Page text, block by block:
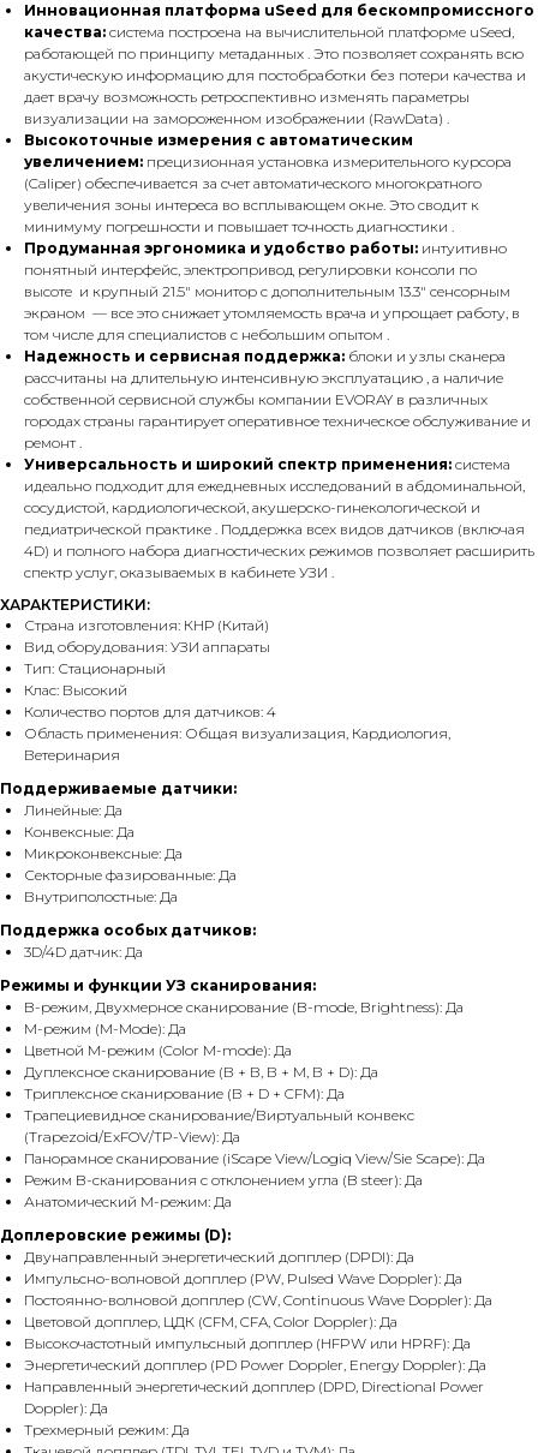
Инновационная платформа uSeed для бескомпромиссного
качества: система построена на вычислительной платформе uSeed,
работающей по принципу метаданных . Это позволяет сохранять всю
акустическую информацию для постобработки без потери качества и
дает врачу возможность ретроспективно изменять параметры
визуализации на замороженном изображении (RawData) .
Высокоточные измерения с автоматическим
увеличением: прецизионная установка измерительного курсора
(Caliper) обеспечивается за счет автоматического многократного
увеличения зоны интереса во всплывающем окне. Это сводит к
минимуму погрешности и повышает точность диагностики .
Продуманная эргономика и удобство работы: интуитивно
понятный интерфейс, электропривод регулировки консоли по
высоте и крупный 21.5" монитор с дополнительным 13.3" сенсорным
экраном — все это снижает утомляемость врача и упрощает работу, в
том числе для специалистов с небольшим опытом .
Надежность и сервисная поддержка: блоки и узлы сканера
рассчитаны на длительную интенсивную эксплуатацию , а наличие
собственной сервисной службы компании EVORAY в различных
городах страны гарантирует оперативное техническое обслуживание и
ремонт .
Универсальность и широкий спектр применения: система
идеально подходит для ежедневных исследований в абдоминальной,
сосудистой, кардиологической, акушерско-гинекологической и
педиатрической практике . Поддержка всех видов датчиков (включая
4D) и полного набора диагностических режимов позволяет расширить
спектр услуг, оказываемых в кабинете УЗИ .
ХАРАКТЕРИСТИКИ:
Страна изготовления: КНР (Китай)
Вид оборудования: УЗИ аппараты
Тип: Стационарный
Клас: Высокий
Количество портов для датчиков: 4
Область применения: Общая визуализация, Кардиология,
Ветеринария
Поддерживаемые датчики:
Линейные: Да
Конвексные: Да
Микроконвексные: Да
Секторные фазированные: Да
Внутриполостные: Да
Поддержка особых датчиков:
3D/4D датчик: Да
Режимы и функции УЗ сканирования:
B-режим, Двухмерное сканирование (B-mode, Brightness): Да
M-режим (M-Mode): Да
Цветной M-режим (Color M-mode): Да
Дуплексное сканирование (В + В, В + М, В + D): Да
Триплексное сканирование (В + D + CFM): Да
Трапециевидное сканирование/Виртуальный конвекс
(Trapezoid/ExFOV/TP-View): Да
Панорамное сканирование (iScape View/Logiq View/Sie Scape): Да
Режим B-сканирования с отклонением угла (B steer): Да
Анатомический М-режим: Да
Доплеровские режимы (D):
Двунаправленный энергетический допплер (DPDI): Да
Импульсно-волновой допплер (PW, Pulsed Wave Doppler): Да
Постоянно-волновой допплер (CW, Continuous Wave Doppler): Да
Цветовой допплер, ЦДК (CFM, CFA, Color Doppler): Да
Высокочастотный импульсный допплер (HFPW или HPRF): Да
Энергетический допплер (PD Power Doppler, Energy Doppler): Да
Направленный энергетический допплер (DPD, Directional Power
Doppler): Да
Трехмерный режим: Да